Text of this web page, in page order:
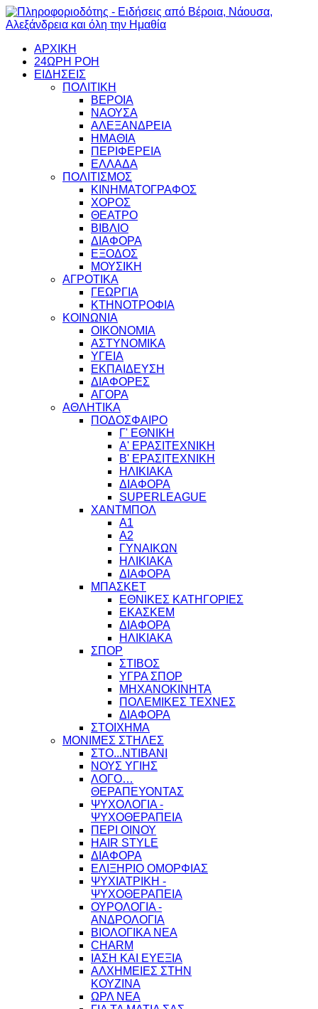
ΑΡΧΙΚΗ
24ΩΡΗ ΡΟΗ
ΕΙΔΗΣΕΙΣ
ΠΟΛΙΤΙΚΗ
ΒΕΡΟΙΑ
ΝΑΟΥΣΑ
ΑΛΕΞΑΝΔΡΕΙΑ
ΗΜΑΘΙΑ
ΠΕΡΙΦΕΡΕΙΑ
ΕΛΛΑΔΑ
ΠΟΛΙΤΙΣΜΟΣ
ΚΙΝΗΜΑΤΟΓΡΑΦΟΣ
ΧΟΡΟΣ
ΘΕΑΤΡΟ
ΒΙΒΛΙΟ
ΔΙΑΦΟΡΑ
ΕΞΟΔΟΣ
ΜΟΥΣΙΚΗ
ΑΓΡΟΤΙΚΑ
ΓΕΩΡΓΙΑ
ΚΤΗΝΟΤΡΟΦΙΑ
ΚΟΙΝΩΝΙΑ
ΟΙΚΟΝΟΜΙΑ
ΑΣΤΥΝΟΜΙΚΑ
ΥΓΕΙΑ
ΕΚΠΑΙΔΕΥΣΗ
ΔΙΑΦΟΡΕΣ
ΑΓΟΡΑ
ΑΘΛΗΤΙΚΑ
ΠΟΔΟΣΦΑΙΡΟ
Γ' ΕΘΝΙΚΗ
Α' ΕΡΑΣΙΤΕΧΝΙΚΗ
Β' ΕΡΑΣΙΤΕΧΝΙΚΗ
ΗΛΙΚΙΑΚΑ
ΔΙΑΦΟΡΑ
SUPERLEAGUE
ΧΑΝΤΜΠΟΛ
Α1
Α2
ΓΥΝΑΙΚΩΝ
ΗΛΙΚΙΑΚΑ
ΔΙΑΦΟΡΑ
ΜΠΑΣΚΕΤ
ΕΘΝΙΚΕΣ ΚΑΤΗΓΟΡΙΕΣ
ΕΚΑΣΚΕΜ
ΔΙΑΦΟΡΑ
ΗΛΙΚΙΑΚΑ
ΣΠΟΡ
ΣΤΙΒΟΣ
ΥΓΡΑ ΣΠΟΡ
ΜΗΧΑΝΟΚΙΝΗΤΑ
ΠΟΛΕΜΙΚΕΣ ΤΕΧΝΕΣ
ΔΙΑΦΟΡΑ
ΣΤΟΙΧΗΜΑ
ΜΟΝΙΜΕΣ ΣΤΗΛΕΣ
ΣΤΟ...ΝΤΙΒΑΝΙ
ΝΟΥΣ ΥΓΙΗΣ
ΛΟΓΟ…
ΘΕΡΑΠΕΥΟΝΤΑΣ
ΨΥΧΟΛΟΓΙΑ -
ΨΥΧΟΘΕΡΑΠΕΙΑ
ΠΕΡΙ ΟΙΝΟΥ
HAIR STYLE
ΔΙΑΦΟΡΑ
ΕΛΙΞΗΡΙΟ ΟΜΟΡΦΙΑΣ
ΨΥΧΙΑΤΡΙΚΗ -
ΨΥΧΟΘΕΡΑΠΕΙΑ
ΟΥΡΟΛΟΓΙΑ -
ΑΝΔΡΟΛΟΓΙΑ
ΒΙΟΛΟΓΙΚΑ ΝΕΑ
CHARM
ΙΑΣΗ ΚΑΙ ΕΥΕΞΙΑ
ΑΛΧΗΜΕΙΕΣ ΣΤΗΝ
ΚΟΥΖΙΝΑ
ΩΡΛ ΝEA